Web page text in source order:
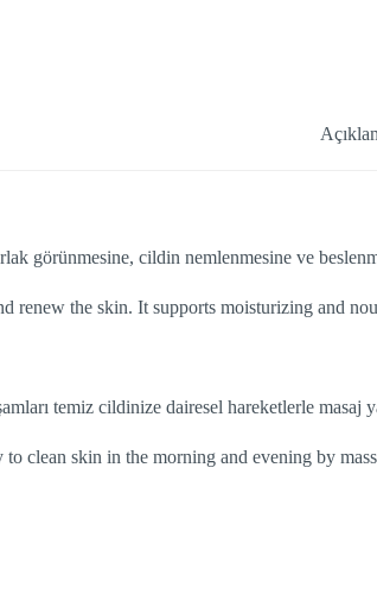
görünmesine, cildin nemlenmesine ve
renew the skin. It supports moisturizing and
temiz cildinize dairesel hareketlerle
to clean skin in the morning and evening by